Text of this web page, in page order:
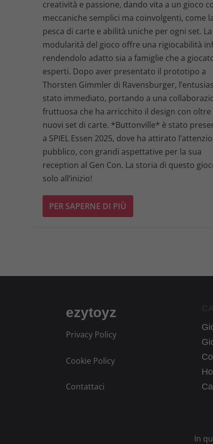
creatività e passione, dando vita a un gioco
meccaniche semplici ma coinvolgenti, come
pesca di carte e abilità uniche per ogni set. La
modularità del gioco offre una rigiocabilità
rendendolo adatto sia a famiglie che a
esperti. Dopo aver presentato il prototipo a
Thorsten Gimmler di Ravensburger,
stato immediato, portando a una
fruttuosa che ha arricchito il design con oltre
nuovi set di carte. *Buttonville* è stato
a SPIEL Essen 2025, dove ha attirato
pubblico, con grandi aspettative per la sua
reception al Gen Con. La storia di questo
solo all’inizio!
PER SAPERNE DI PIÙ
ezytoyz
Privacy Policy
Cookie Policy
Contattaci
In